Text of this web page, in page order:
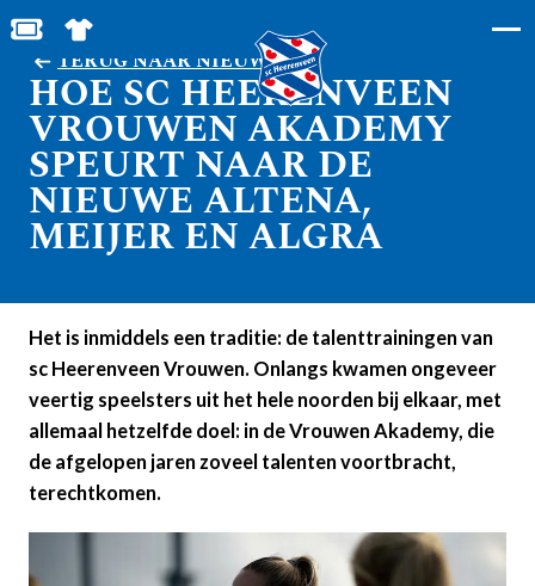
BESTEL JOUW TICKETS
SHOP IN DE FEANSTORE
TERUG NAAR NIEUWS
HOE SC HEERENVEEN
VROUWEN AKADEMY
SPEURT NAAR DE
NIEUWE ALTENA,
MEIJER EN ALGRA
Het is inmiddels een traditie: de talenttrainingen van
sc Heerenveen Vrouwen. Onlangs kwamen ongeveer
veertig speelsters uit het hele noorden bij elkaar, met
allemaal hetzelfde doel: in de Vrouwen Akademy, die
de afgelopen jaren zoveel talenten voortbracht,
terechtkomen.